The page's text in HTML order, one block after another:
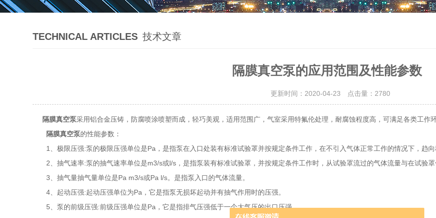
TECHNICAL ARTICLES 技术文章
隔膜真空泵的应用范围及性能参数
更新时间：2020-04-23 点击量： 2780
隔膜真空泵采用铝合金压铸，防腐喷涂喷塑而成，轻巧美观，适用范围广，气室采用特氟伦处理，耐腐蚀程度高，可满足各类工作
隔膜真空泵的性能参数：
1、极限压强:泵的极限压强单位是Pa，是指泵在入口处装有标准试验罩并按规定条件工作，在不引入气体正常工作的情况下，趋
2、抽气速率:泵的抽气速率单位是m3/s或l/s，是指泵装有标准试验罩，并按规定条件工作时，从试验罩流过的气体流量与在试验
3、抽气量抽气量单位是Pa m3/s或Pa l/s。是指泵入口的气体流量。
4、起动压强:起动压强单位为Pa，它是指泵无损坏起动并有抽气作用时的压强。
5、泵的前级压强:前级压强单位是Pa，它是指排气压强低于一个大气压的出口压强。